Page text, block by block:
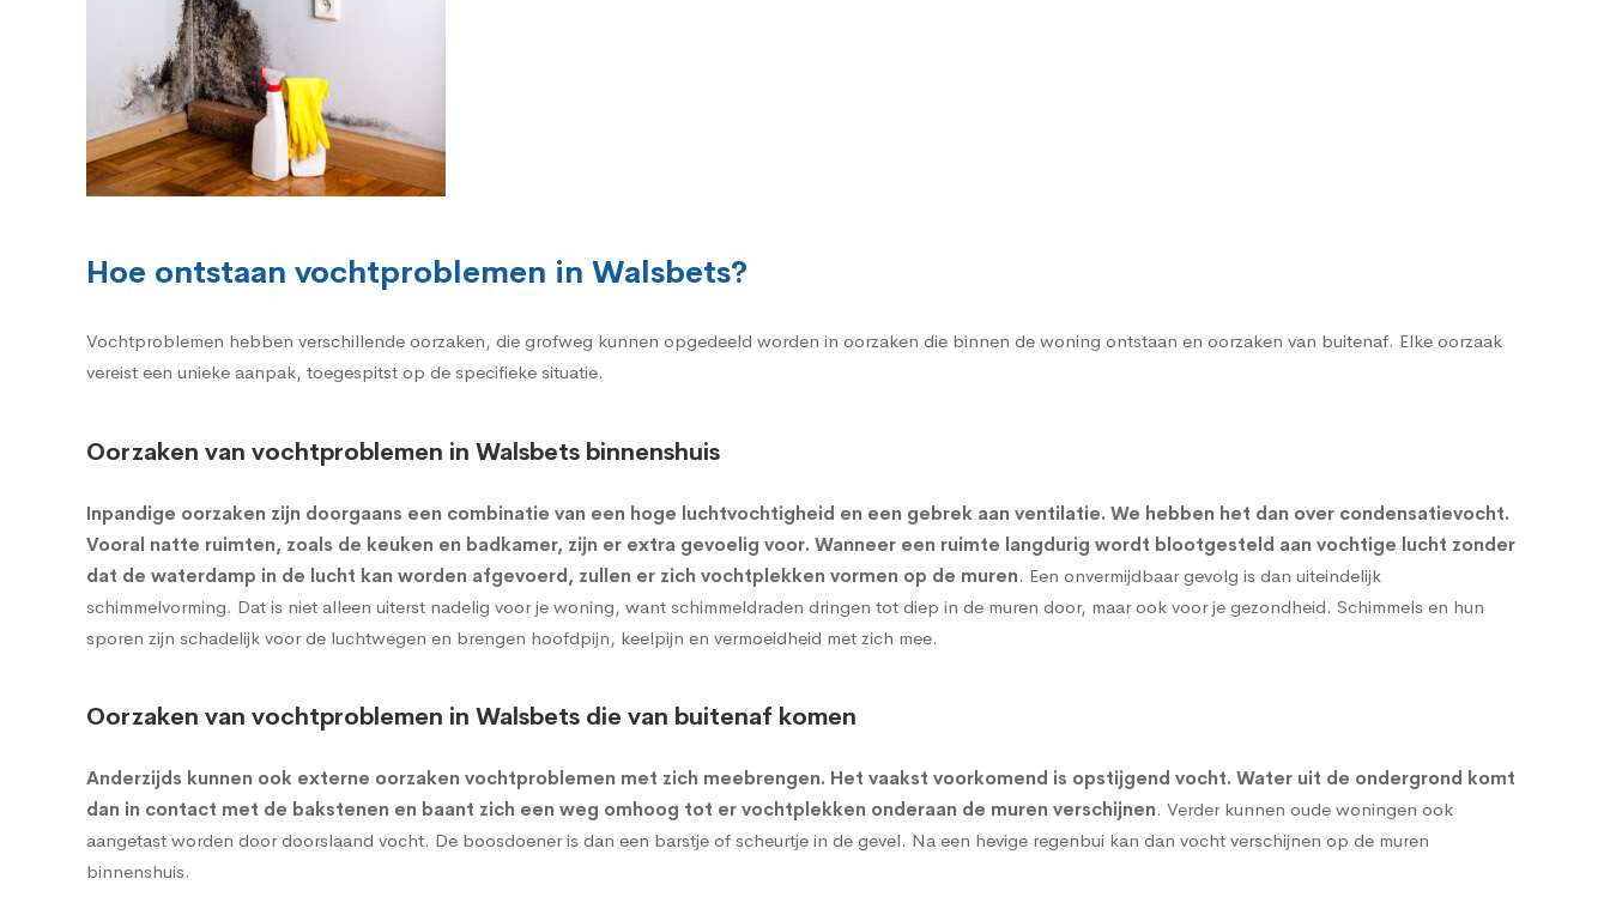
Hoe ontstaan vochtproblemen in Walsbets?
Vochtproblemen hebben verschillende oorzaken, die grofweg kunnen opgedeeld worden in oorzaken die binnen de woning ontstaan en oorzaken van buitenaf. Elke oorzaak
vereist een unieke aanpak, toegespitst op de specifieke situatie.
Oorzaken van vochtproblemen in Walsbets binnenshuis
Inpandige oorzaken zijn doorgaans een combinatie van een hoge luchtvochtigheid en een gebrek aan ventilatie. We hebben het dan over condensatievocht.
Vooral natte ruimten, zoals de keuken en badkamer, zijn er extra gevoelig voor. Wanneer een ruimte langdurig wordt blootgesteld aan vochtige lucht zonder
dat de waterdamp in de lucht kan worden afgevoerd, zullen er zich vochtplekken vormen op de muren. Een onvermijdbaar gevolg is dan uiteindelijk
schimmelvorming. Dat is niet alleen uiterst nadelig voor je woning, want schimmeldraden dringen tot diep in de muren door, maar ook voor je gezondheid. Schimmels en hun
sporen zijn schadelijk voor de luchtwegen en brengen hoofdpijn, keelpijn en vermoeidheid met zich mee.
Oorzaken van vochtproblemen in Walsbets die van buitenaf komen
Anderzijds kunnen ook externe oorzaken vochtproblemen met zich meebrengen. Het vaakst voorkomend is opstijgend vocht. Water uit de ondergrond komt
dan in contact met de bakstenen en baant zich een weg omhoog tot er vochtplekken onderaan de muren verschijnen. Verder kunnen oude woningen ook
aangetast worden door doorslaand vocht. De boosdoener is dan een barstje of scheurtje in de gevel. Na een hevige regenbui kan dan vocht verschijnen op de muren
binnenshuis.